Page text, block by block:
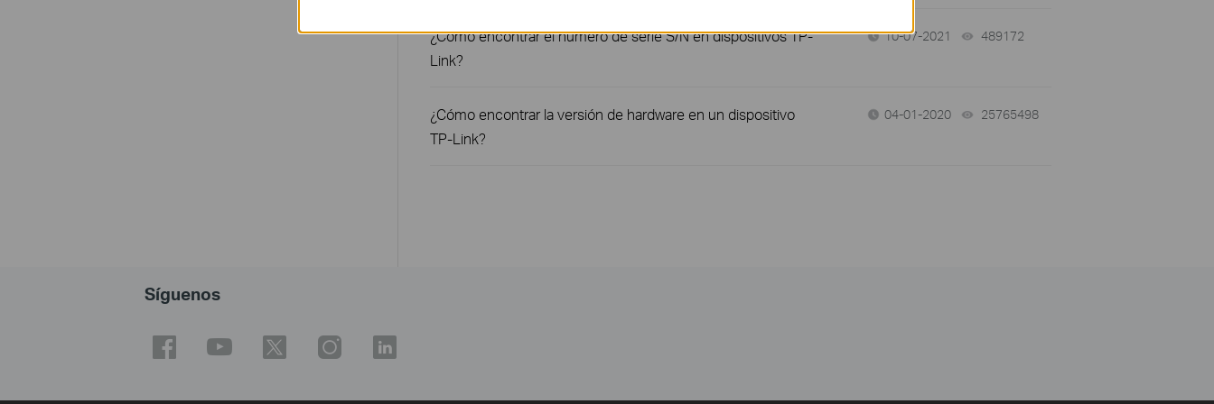
¿Cómo encontrar el número de serie S/N en dispositivos TP-
Link?
10-07-2021 489172
¿Cómo encontrar la versión de hardware en un dispositivo
TP-Link?
04-01-2020 25765498
Síguenos